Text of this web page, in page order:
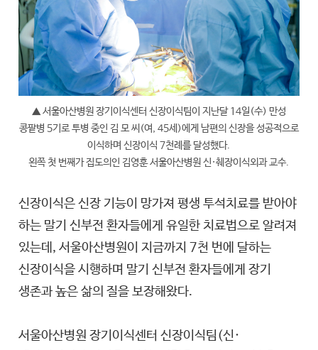
▲ 서울아산병원 장기이식센터 신장이식팀이 지난달 14일(수) 만성
콩팥병 5기로 투병 중인 김 모 씨(여, 45세)에게 남편의 신장을 성공적으로
이식하며 신장이식 7천례를 달성했다.
왼쪽 첫 번째가 집도의인 김영훈 서울아산병원 신·췌장이식외과 교수.
신장이식은 신장 기능이 망가져 평생 투석치료를 받아야
하는 말기 신부전 환자들에게 유일한 치료법으로 알려져
있는데, 서울아산병원이 지금까지 7천 번에 달하는
신장이식을 시행하며 말기 신부전 환자들에게 장기
생존과 높은 삶의 질을 보장해왔다.
서울아산병원 장기이식센터 신장이식팀(신·